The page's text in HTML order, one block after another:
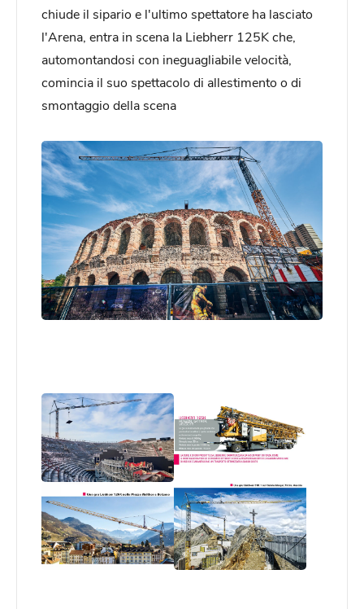
chiude il sipario e l'ultimo spettatore ha lasciato
l'Arena, entra in scena la Liebherr 125K che,
automontandosi con ineguagliabile velocità,
comincia il suo spettacolo di allestimento o di
smontaggio della scena